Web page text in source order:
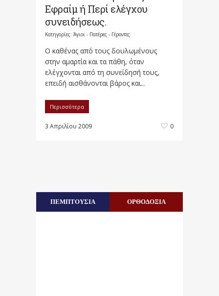
Εφραίμ ή Περί ελέγχου
συνειδήσεως.
Κατηγορίες: Άγιοι - Πατέρες - Γέροντες
Ο καθένας από τους δουλωμένους
στην αμαρτία και τα πάθη, όταν
ελέγχονται από τη συνείδησή τους,
επειδή αισθάνονται βάρος και...
Περισσότερα
3 Απριλίου 2009 0
ΠΕΜΠΤΟΥΣΙΑ ΟΡΘΟΔΟΞΙΑ